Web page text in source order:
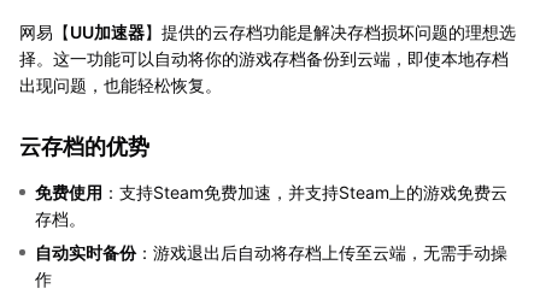
网易【UU加速器】提供的云存档功能是解决存档损坏问题的理想选
择。这一功能可以自动将你的游戏存档备份到云端，即使本地存档
出现问题，也能轻松恢复。
云存档的优势
免费使用 ：支持Steam免费加速，并支持Steam上的游戏免费云
存档。
自动实时备份：游戏退出后自动将存档上传至云端，无需手动操
作